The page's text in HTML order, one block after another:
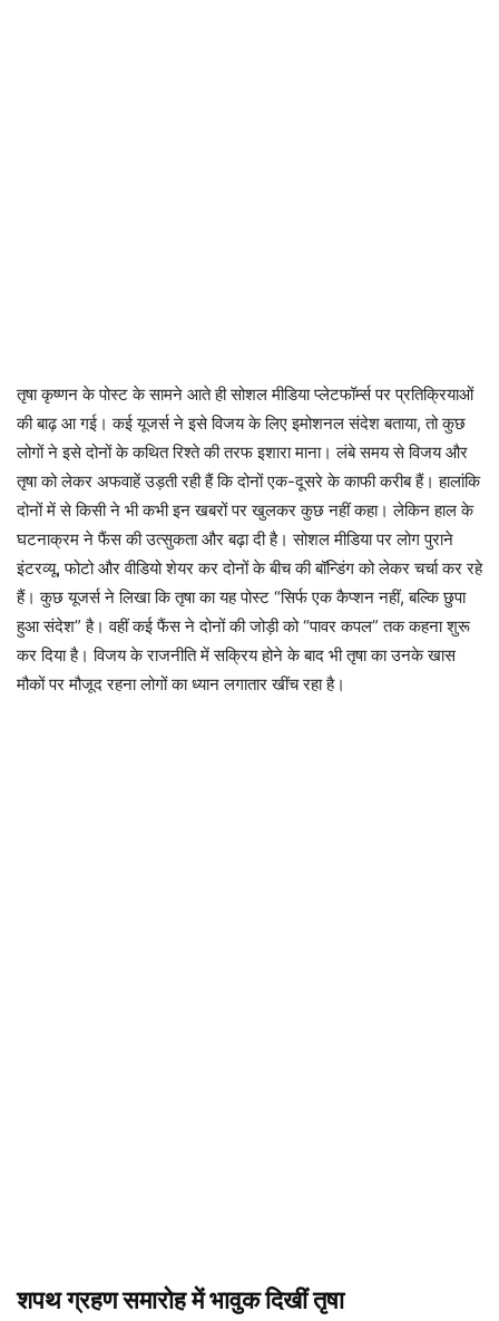
तृषा कृष्णन के पोस्ट के सामने आते ही सोशल मीडिया प्लेटफॉर्म्स पर प्रतिक्रियाओं
की बाढ़ आ गई। कई यूजर्स ने इसे विजय के लिए इमोशनल संदेश बताया, तो कुछ
लोगों ने इसे दोनों के कथित रिश्ते की तरफ इशारा माना। लंबे समय से विजय और
तृषा को लेकर अफवाहें उड़ती रही हैं कि दोनों एक-दूसरे के काफी करीब हैं। हालांकि
दोनों में से किसी ने भी कभी इन खबरों पर खुलकर कुछ नहीं कहा। लेकिन हाल के
घटनाक्रम ने फैंस की उत्सुकता और बढ़ा दी है। सोशल मीडिया पर लोग पुराने
इंटरव्यू, फोटो और वीडियो शेयर कर दोनों के बीच की बॉन्डिंग को लेकर चर्चा कर रहे
हैं। कुछ यूजर्स ने लिखा कि तृषा का यह पोस्ट “सिर्फ एक कैप्शन नहीं, बल्कि छुपा
हुआ संदेश” है। वहीं कई फैंस ने दोनों की जोड़ी को “पावर कपल” तक कहना शुरू
कर दिया है। विजय के राजनीति में सक्रिय होने के बाद भी तृषा का उनके खास
मौकों पर मौजूद रहना लोगों का ध्यान लगातार खींच रहा है।
शपथ ग्रहण समारोह में भावुक दिखीं तृषा